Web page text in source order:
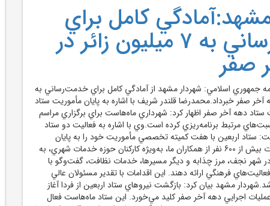
کامل براي
خدمت‌رساني به 7 ميليون زائر در
صفر
جمهوري اسلامي: شهردار مشهد از آمادگي کامل براي خدمت‌رساني به
آخر صفر خبرداد.محمدرضا قلندر شريف با اشاره به پايان مأموريت ستاد
ستاد دهه آخر صفر اظهار کرد: شهرداري ماه‌هاست براي برگزاري مراسم
مرتبط برنامه‌ريزي کرده است.وي با اشاره به فعاليت دو ستاد
ستاد اربعين با هفت کميته تخصصي مأموريت خود را به پايان
رسانده و در اين مدت بيش از 600 نفر از همکاران ما، به‌ويژه کارکنان حوزه خدمات شهري، به
در شهر نجف، مرز چذابه و ديگر مسيرها، خدمات نظافت، گفت‌وگو با
فرهنگي ارائه دهند. اين اقدامات با تقدير مسئولان عالي
مشهد بيان کرد: بازگشت نيروهاي ستاد اربعين از فردا آغاز
اجرايي دهه آخر صفر کليد مي‌خورد. اين ستاد ماه‌هاست فعال